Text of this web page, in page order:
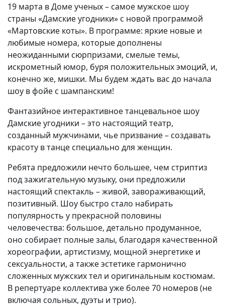
19 марта в Доме ученых – самое мужское шоу
страны «Дамские угодники» с новой программой
«Мартовские коты». В программе: яркие новые и
любимые номера, которые дополнены
неожиданными сюрпризами, смелые темы,
искрометный юмор, буря положительных эмоций, и,
конечно же, мишки. Мы будем ждать вас до начала
шоу в фойе с шампанским!
Фантазийное интерактивное танцевальное шоу
Дамские угодники – это настоящий театр,
созданный мужчинами, чье призвание – создавать
красоту в танце специально для женщин.
Ребята предложили нечто большее, чем стриптиз
под зажигательную музыку, они предложили
настоящий спектакль – живой, завораживающий,
позитивный. Шоу быстро стало набирать
популярность у прекрасной половины
человечества: большое, детально продуманное,
оно собирает полные залы, благодаря качественной
хореографии, артистизму, мощной энергетике и
сексуальности, а также эстетике гармонично
сложенных мужских тел и оригинальным костюмам.
В репертуаре коллектива уже более 70 номеров (не
включая сольных, дуэты и трио).